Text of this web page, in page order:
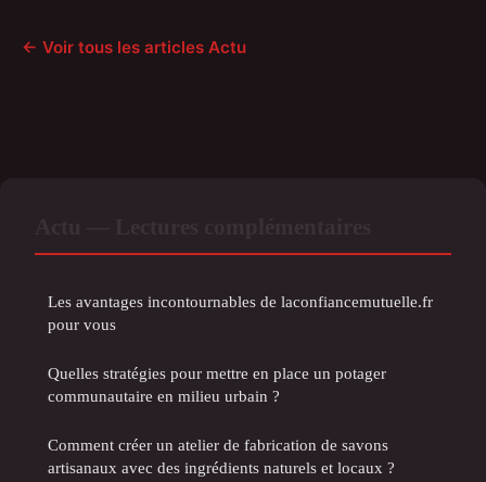
← Voir tous les articles Actu
Les avantages incontournables de laconfiancemutuelle.fr
pour vous
Quelles stratégies pour mettre en place un potager
communautaire en milieu urbain ?
Comment créer un atelier de fabrication de savons
artisanaux avec des ingrédients naturels et locaux ?